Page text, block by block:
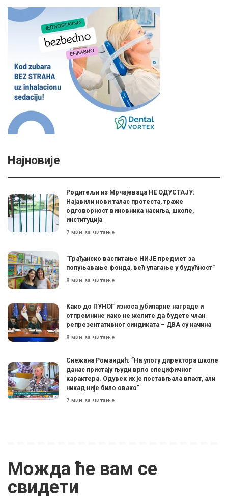
Најновије
Родитељи из Мрчајеваца НЕ ОДУСТАЈУ:
Најавили нови талас протеста, траже
одговорност виновника насиља, школе,
институција
7 мин за читање
”Грађанско васпитање НИЈЕ предмет за
попуњавање фонда, већ улагање у будућност”
8 мин за читање
Како до ПУНОГ износа јубиларне награде и
отпремнине иако не желите да будете члан
репрезентативног синдиката – ДВА су начина
8 мин за читање
Снежана Романдић: ”На улогу директора школе
данас пристају људи врло специфичног
карактера. Одувек их је постављала власт, али
никад није било овако”
7 мин за читање
Можда ће вам се
свидети